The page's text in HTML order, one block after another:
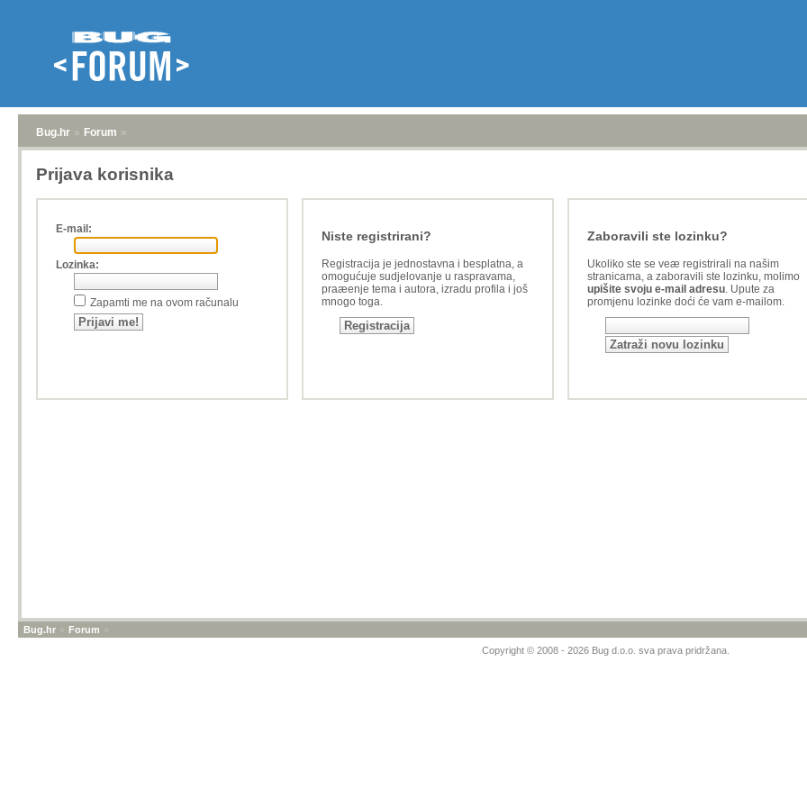
Bug.hr » Forum »
Prijava korisnika
E-mail:
Lozinka:
Zapamti me na ovom računalu
Niste registrirani?
Registracija je jednostavna i besplatna, a
omogućuje sudjelovanje u raspravama,
praæenje tema i autora, izradu profila i još
mnogo toga.
Zaboravili ste lozinku?
Ukoliko ste se veæ registrirali na našim
stranicama, a zaboravili ste lozinku, molimo
upišite svoju e-mail adresu. Upute za
promjenu lozinke doći će vam e-mailom.
Bug.hr » Forum »
Copyright © 2008 - 2026 Bug d.o.o. sva prava pridržana.